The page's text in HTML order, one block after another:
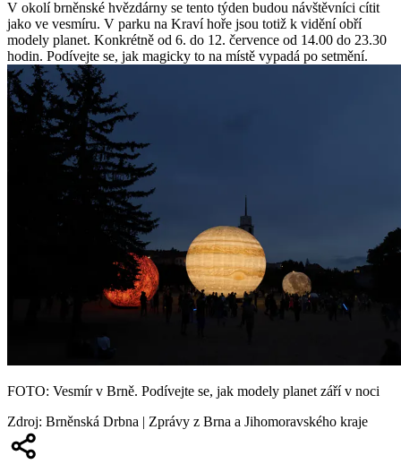
V okolí brněnské hvězdárny se tento týden budou návštěvníci cítit
jako ve vesmíru. V parku na Kraví hoře jsou totiž k vidění obří
modely planet. Konkrétně od 6. do 12. července od 14.00 do 23.30
hodin. Podívejte se, jak magicky to na místě vypadá po setmění.
FOTO: Vesmír v Brně. Podívejte se, jak modely planet září v noci
Zdroj: Brněnská Drbna | Zprávy z Brna a Jihomoravského kraje